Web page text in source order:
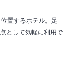
置するホテル。足
として気軽に利用で